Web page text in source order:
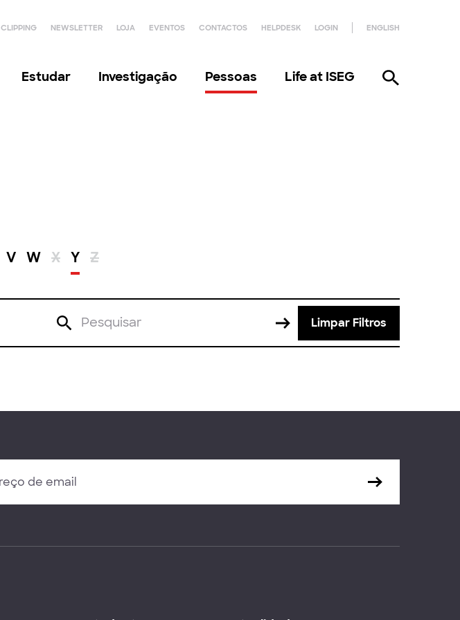
CLIPPING NEWSLETTER LOJA EVENTOS CONTACTOS HELPDESK LOGIN ENGLISH
Estudar Investigação Pessoas Life at ISEG
V W X Y Z
Limpar Filtros